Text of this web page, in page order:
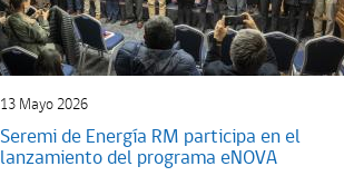
13 Mayo 2026
Seremi de Energía RM participa en el
lanzamiento del programa eNOVA